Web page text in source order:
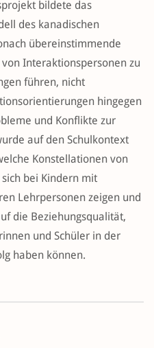
bildete das
des kanadischen
übereinstimmende
Interaktionspersonen zu
führen, nicht
hingegen
und Konflikte zur
auf den Schulkontext
Konstellationen von
bei Kindern mit
Lehrpersonen zeigen und
die Beziehungsqualität,
und Schüler in der
haben können.